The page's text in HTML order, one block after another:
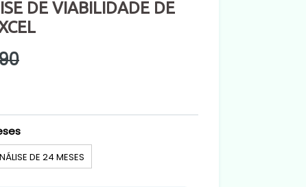
DE VIABILIDADE DE
DE 24 MESES